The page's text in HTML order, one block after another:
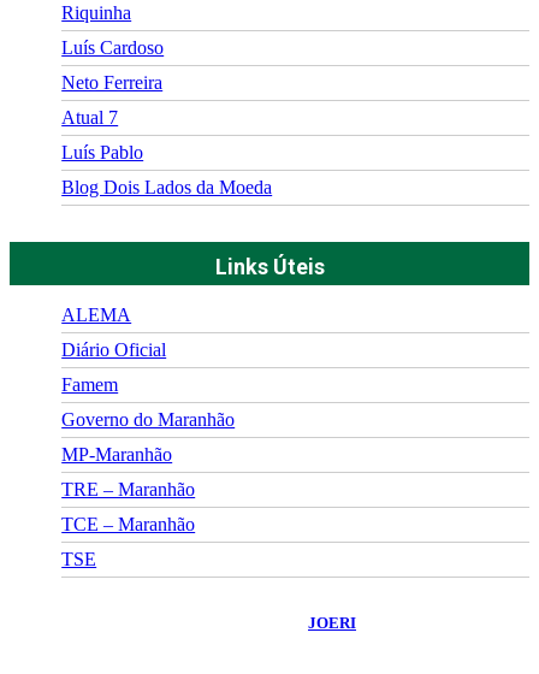
Riquinha
Luís Cardoso
Neto Ferreira
Atual 7
Luís Pablo
Blog Dois Lados da Moeda
Links Úteis
ALEMA
Diário Oficial
Famem
Governo do Maranhão
MP-Maranhão
TRE – Maranhão
TCE – Maranhão
TSE
JOERI